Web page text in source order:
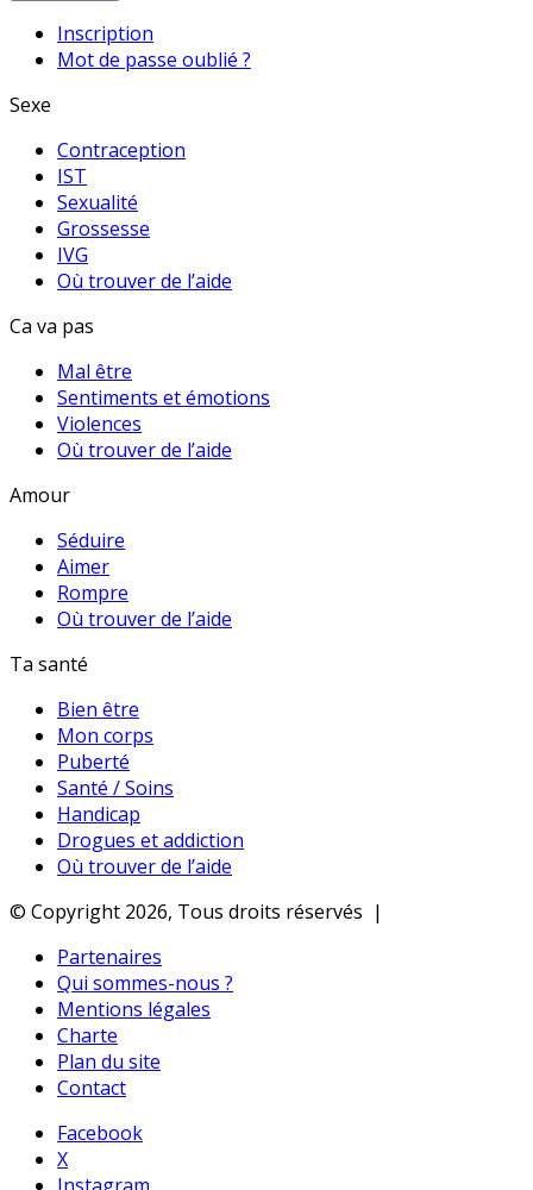
Inscription
Mot de passe oublié ?
Sexe
Contraception
IST
Sexualité
Grossesse
IVG
Où trouver de l’aide
Ca va pas
Mal être
Sentiments et émotions
Violences
Où trouver de l’aide
Amour
Séduire
Aimer
Rompre
Où trouver de l’aide
Ta santé
Bien être
Mon corps
Puberté
Santé / Soins
Handicap
Drogues et addiction
Où trouver de l’aide
© Copyright 2026, Tous droits réservés |
Partenaires
Qui sommes-nous ?
Mentions légales
Charte
Plan du site
Contact
Facebook
X